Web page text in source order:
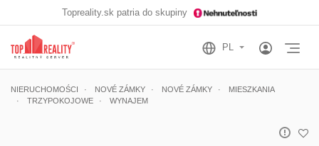
Topreality.sk patria do skupiny
NIERUCHOMOŚCI NOVÉ ZÁMKY NOVÉ ZÁMKY
MIESZKANIA
TRZYPOKOJOWE
WYNAJEM